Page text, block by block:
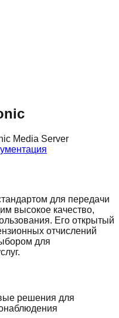
Media Server
для передачи
высокое качество,
Его открытый
отчислений
для
решения для